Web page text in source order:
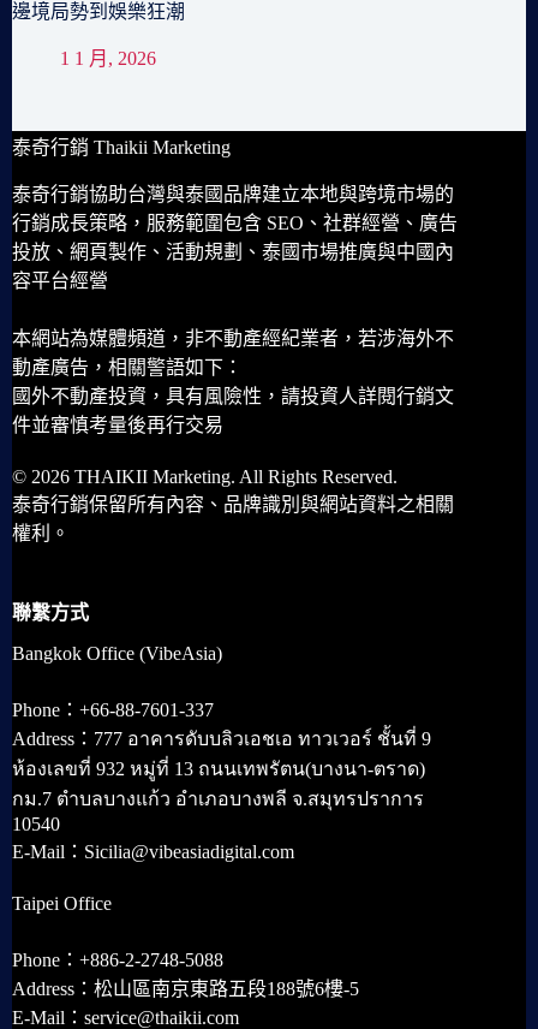
邊境局勢到娛樂狂潮
1 1 月, 2026
泰奇行銷 Thaikii Marketing
泰奇行銷協助台灣與泰國品牌建立本地與跨境市場的
行銷成長策略，服務範圍包含 SEO、社群經營、廣告
投放、網頁製作、活動規劃、泰國市場推廣與中國內
容平台經營
本網站為媒體頻道，非不動產經紀業者，若涉海外不
動產廣告，相關警語如下：
國外不動產投資，具有風險性，請投資人詳閱行銷文
件並審慎考量後再行交易
© 2026 THAIKII Marketing. All Rights Reserved.
泰奇行銷保留所有內容、品牌識別與網站資料之相關
權利。
聯繫方式
Bangkok Office (VibeAsia)
Phone：+66-88-7601-337
Address：777 อาคารดับบลิวเอชเอ ทาวเวอร์ ชั้นที่ 9
ห้องเลขที่ 932 หมู่ที่ 13 ถนนเทพรัตน(บางนา-ตราด)
กม.7 ตำบลบางแก้ว อำเภอบางพลี จ.สมุทรปราการ
10540
E-Mail：Sicilia@vibeasiadigital.com
Taipei Office
Phone：+886-2-2748-5088
Address：松山區南京東路五段188號6樓-5
E-Mail：service@thaikii.com